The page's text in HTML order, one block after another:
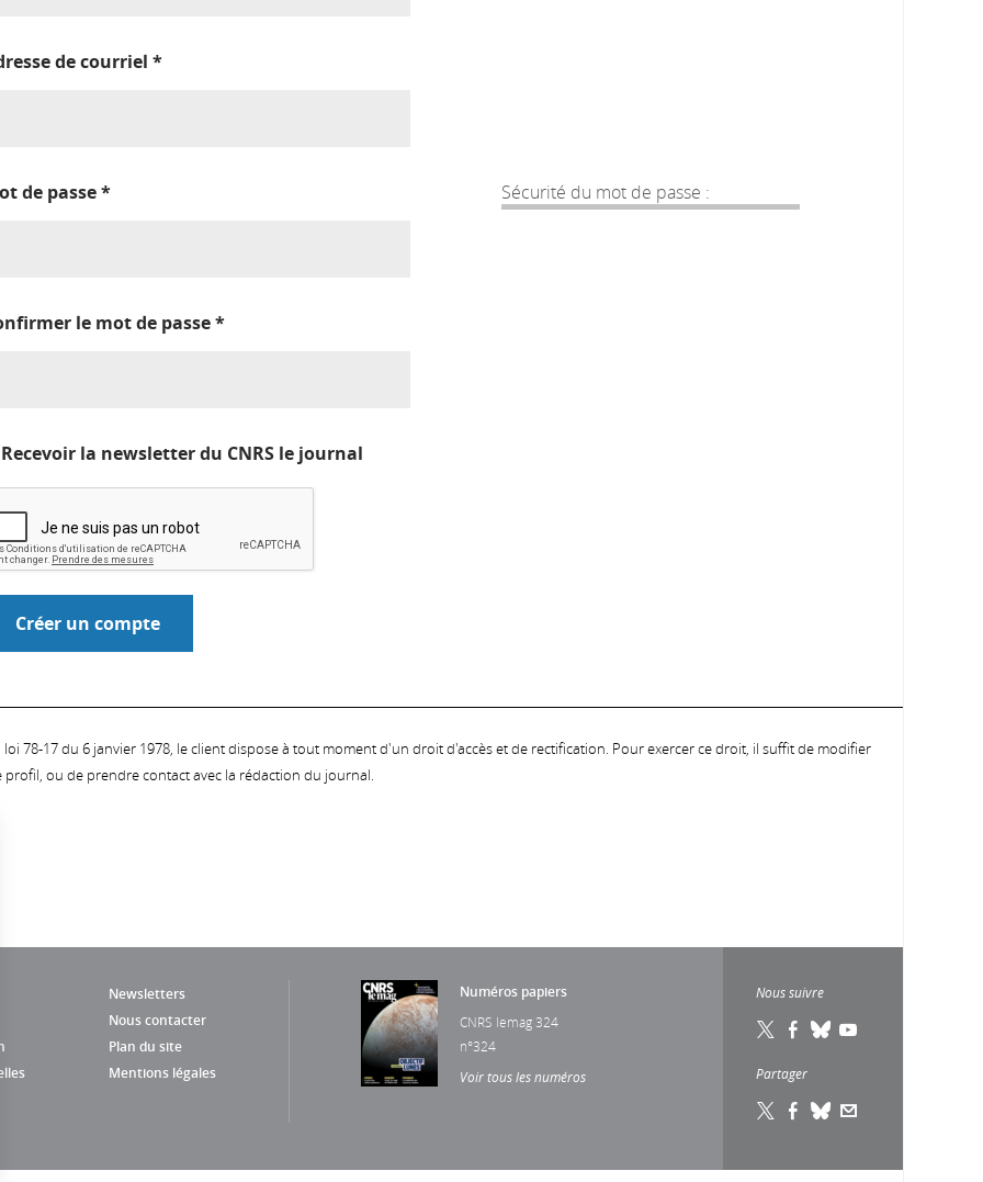
de courriel *
Sécurité du mot de passe :
de passe*
le mot de passe*
Recevoir la newsletter du CNRS le journal
78-17 du 6 janvier 1978, le client dispose à tout moment d'un droit d'accès et de rectification. Pour exercer ce droit, il suffit de modifier
ou de prendre contact avec la rédaction du journal.
Newsletters
Nous contacter
Plan du site
Mentions légales
Numéros papiers
CNRS lemag 324
n°324
Voir tous les numéros
Nous suivre
Partager